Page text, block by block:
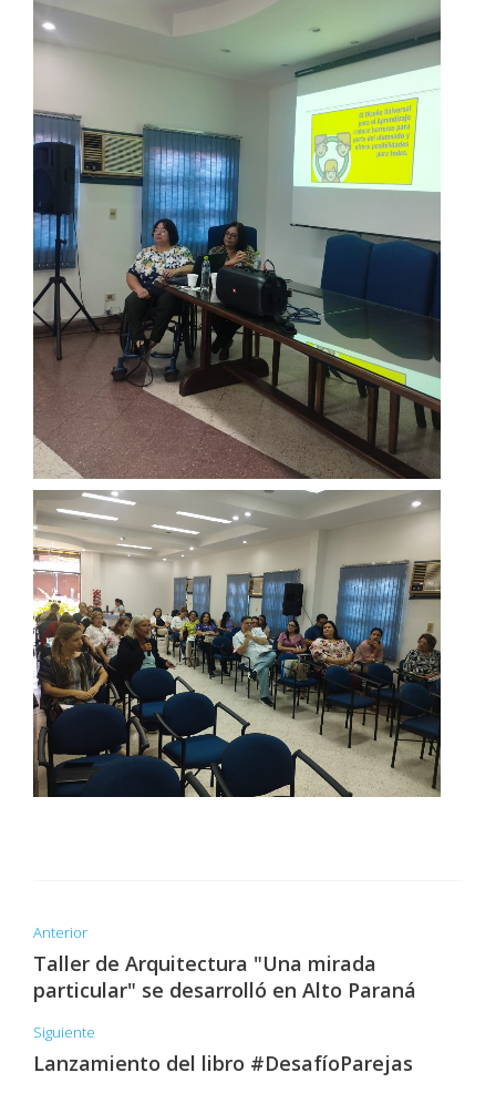
Anterior
Taller de Arquitectura "Una mirada
particular" se desarrolló en Alto Paraná
Siguiente
Lanzamiento del libro #DesafíoParejas